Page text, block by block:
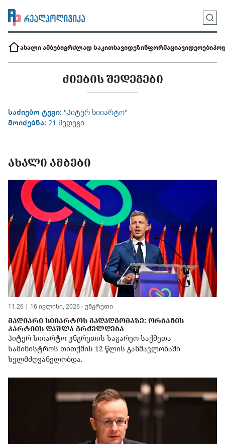
ახალი ამბებიგრძლად საკითხავიდეზინფორმაციავიდეოები
ᲫᲘᲔᲑᲘᲡ ᲨᲔᲓᲔᲒᲔᲑᲘ
საძიებო ტეგი: "პიტერ სიიარტო"
მოიძებნა: 21 შედეგი
ᲐᲮᲐᲚᲘ ᲐᲛᲑᲔᲑᲘ
11:26 | 16 ივლისი, 2026 - უნგრეთი
ᲛᲐᲓᲘᲐᲠᲘ ᲡᲘᲘᲐᲠᲢᲝᲡ ᲒᲐᲓᲐᲓᲒᲝᲛᲐᲖᲔ: ᲝᲠᲑᲐᲜᲘᲡ
ᲞᲐᲠᲢᲘᲘᲡ ᲓᲐᲨᲚᲐ ᲒᲠᲫᲔᲚᲓᲔᲑᲐ
პიტერ სიიარტო უნგრეთის საგარეო საქმეთა
სამინისტროს თითქმის 12 წლის განმავლობაში
ხელმძღვანელობდა.